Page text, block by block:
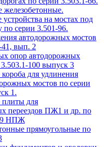
железобетонные.
на мостах под
по серии 3.501-96.
автодорожных мостов
41, вып. 2
опор автодорожных
100 выпуск 3
для удлинения
мостов по серии
1.
плиты для
переездов ПЖ1 и др. по
НПЖ
прямоугольные по